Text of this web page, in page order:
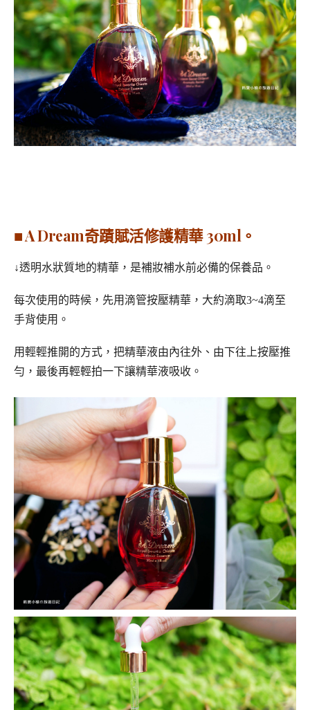
■ A Dream奇蹟賦活修護精華 30ml。
↓透明水狀質地的精華，是補妝補水前必備的保養品。
每次使用的時候，先用滴管按壓精華，大約滴取3~4滴至
手背使用。
用輕輕推開的方式，把精華液由內往外、由下往上按壓推
勻，最後再輕輕拍一下讓精華液吸收。